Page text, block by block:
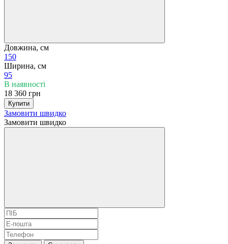
Довжина, см
150
Ширина, см
95
В наявності
18 360 грн
Купити
Замовити швидко
Замовити швидко